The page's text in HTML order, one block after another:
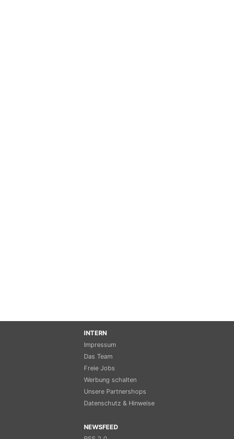
INTERN
Impressum
Das Team
Freie Jobs
Werbung schalten
Unsere Partnershops
Datenschutz & Hinweise
NEWSFEED